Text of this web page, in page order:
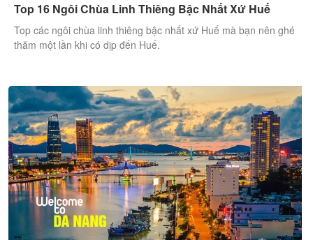
Top 16 Ngôi Chùa Linh Thiêng Bậc Nhất Xứ Huế
Top các ngôi chùa linh thiêng bậc nhất xứ Huế mà bạn nên ghé
thăm một lần khi có dịp đến Huế.